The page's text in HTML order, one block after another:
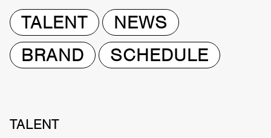
TALENT
NEWS
BRAND
SCHEDULE
TALENT